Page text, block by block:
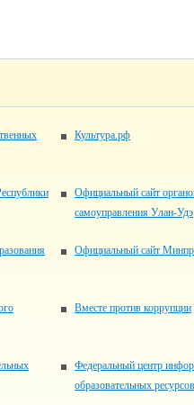
Культура.рф
Официальный сайт
самоуправления Улан-Удэ
Официальный сайт
Вместе против коррупции
Федеральный центр
образовательных ресурсов